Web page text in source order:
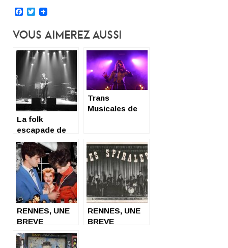
Facebook
Twitter
Vous Aimerez Aussi
La folk
escapade de
Laish aux Trois
Baudets !
Trans
Musicales de
rock’n’roll
RENNES, UNE
BREVE
HISTOIRE DU
ROCK – 2ème
RENNES, UNE
BREVE